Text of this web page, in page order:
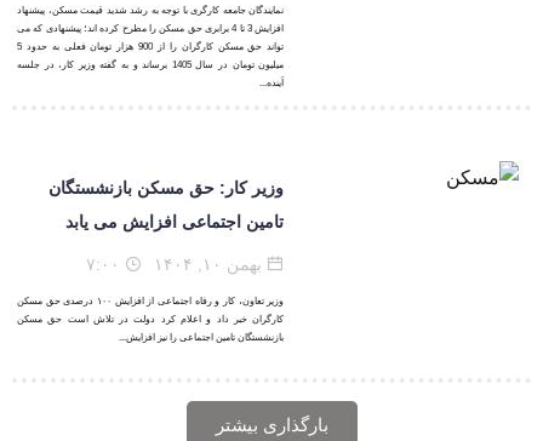
نمایندگان جامعه کارگری با توجه به رشد شدید قیمت مسکن، پیشنهاد
افزایش 3 تا 4 برابری حق مسکن را مطرح کرده اند؛ پیشنهادی که می
تواند حق مسکن کارگران را از 900 هزار تومان فعلی به حدود 5
میلیون تومان در سال 1405 برساند و به گفته وزیر کار، در جلسه
آینده...
وزیر کار: حق مسکن بازنشستگان
تامین اجتماعی افزایش می یابد
بهمن ۱۰, ۱۴۰۴
وزیر تعاون، کار و رفاه اجتماعی از افزایش ۱۰۰ درصدی حق مسکن
کارگران خبر داد و اعلام کرد دولت در تلاش است حق مسکن
بازنشستگان تامین اجتماعی را نیز افزایش...
بارگذاری بیشتر